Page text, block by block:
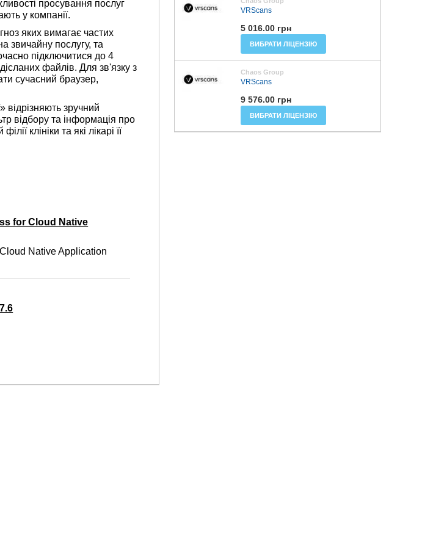
просування послуг
у компанії.
яких вимагає частих
звичайну послугу, та
підключитися до 4
файлів. Для зв'язку з
сучасний браузер,
відрізняють зручний
відбору та інформація про
клініки та які лікарі її
for Cloud Native
Native Application
VRScans
5 016.00 грн
ВИБРАТИ ЛІЦЕНЗІЮ
Chaos Group
VRScans
9 576.00 грн
ВИБРАТИ ЛІЦЕНЗІЮ